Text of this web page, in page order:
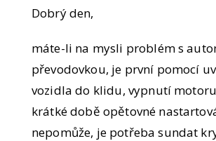
Dobrý den,
máte-li na mysli problém s
převodovkou, je první pomocí
vozidla do klidu, vypnutí
krátké době opětovné
nepomůže, je potřeba sundat